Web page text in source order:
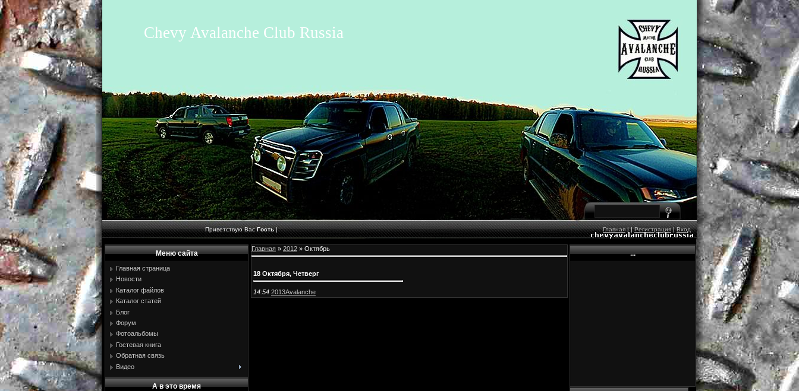
Chevy Avalanche Club Russia
Приветствую Вас Гость| Главная||Регистрация|Вход
Меню сайта
Главная страница
Новости
Каталог файлов
Каталог статей
Блог
Форум
Фотоальбомы
Гостевая книга
Обратная связь
Видео
А в это время
Главная » 2012 » Октябрь
18 Октября, Четверг
14:54 2013Avalanche
...